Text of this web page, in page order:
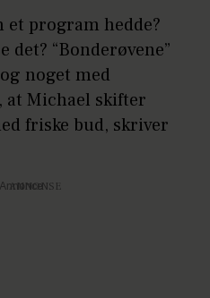
et program hedde?
det? “Bonderøvene”
noget med
Michael skifter
friske bud, skriver
Annonce